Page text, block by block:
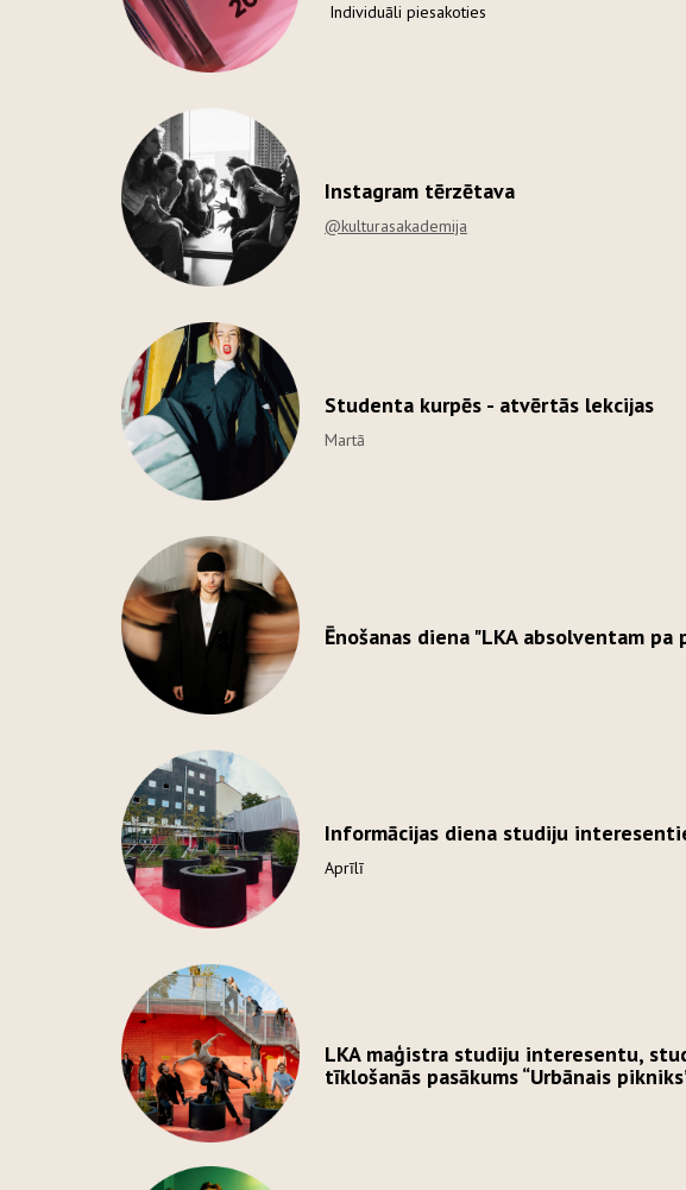
Individuāli piesakoties
Instagram tērzētava
@kulturasakademija
Studenta kurpēs - atvērtās lekcijas
Martā
Ēnošanas diena "LKA absolventam pa
Informācijas diena studiju
Aprīlī
LKA maģistra studiju interesentu,
tīklošanās pasākums “Urbānais